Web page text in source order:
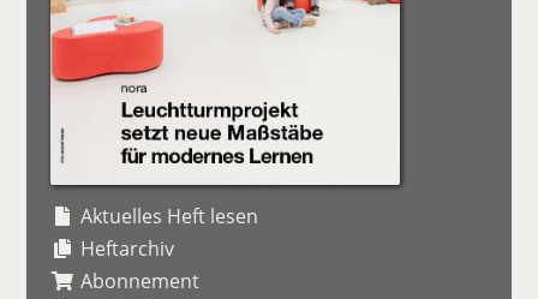
Aktuelles Heft lesen
Heftarchiv
Abonnement